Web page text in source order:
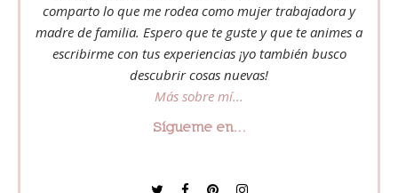
comparto lo que me rodea como mujer trabajadora y
madre de familia. Espero que te guste y que te animes a
escribirme con tus experiencias ¡yo también busco
descubrir cosas nuevas!
Más sobre mí...
Sígueme en...